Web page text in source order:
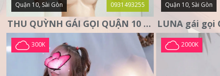
Quận 10, Sài Gòn 0931493255
THU QUỲNH GÁI GỌI QUẬN 10 – MẶT XINH DA TRẮNG – SANG
Quận 10, Sài Gòn
300K 2000K